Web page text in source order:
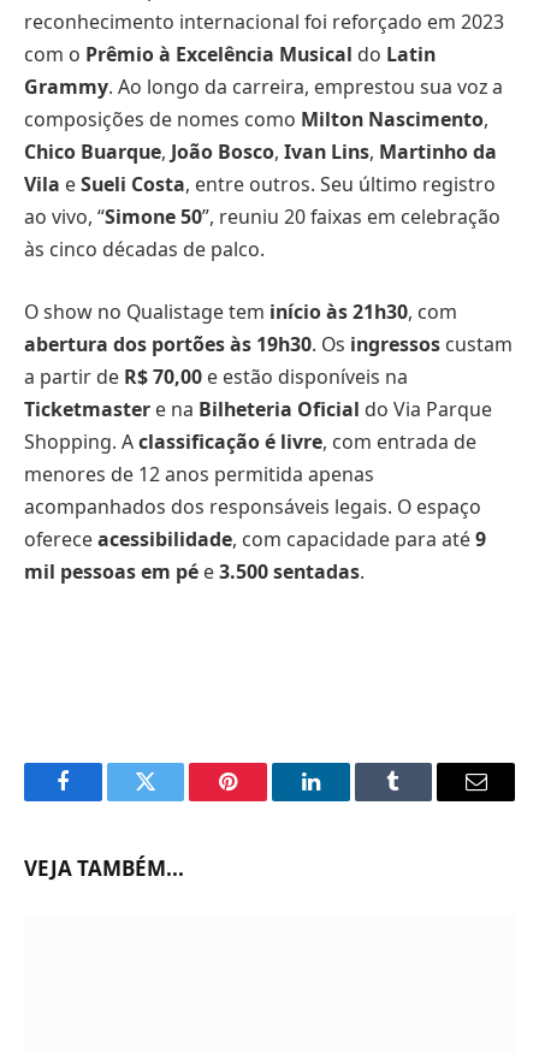
reconhecimento internacional foi reforçado em 2023
com o Prêmio à Excelência Musical do Latin
Grammy. Ao longo da carreira, emprestou sua voz a
composições de nomes como Milton Nascimento,
Chico Buarque, João Bosco, Ivan Lins, Martinho da
Vila eSueli Costa, entre outros. Seu último registro
ao vivo, “Simone 50”, reuniu 20 faixas em celebração
às cinco décadas de palco.
O show no Qualistage tem início às 21h30, com
abertura dos portões às 19h30. Os ingressos custam
a partir de R$ 70,00 e estão disponíveis na
Ticketmaster e na Bilheteria Oficial do Via Parque
Shopping. Aclassificação é livre, com entrada de
menores de 12 anos permitida apenas
acompanhados dos responsáveis legais. O espaço
ofereceacessibilidade, com capacidade para até9
mil pessoas em pé e3.500 sentadas.
FacebookTwitter Pinterest LinkedInTumblr Email
VEJA TAMBÉM...